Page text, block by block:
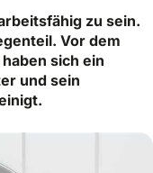
zu sein.
Vor dem
sich ein
und sein